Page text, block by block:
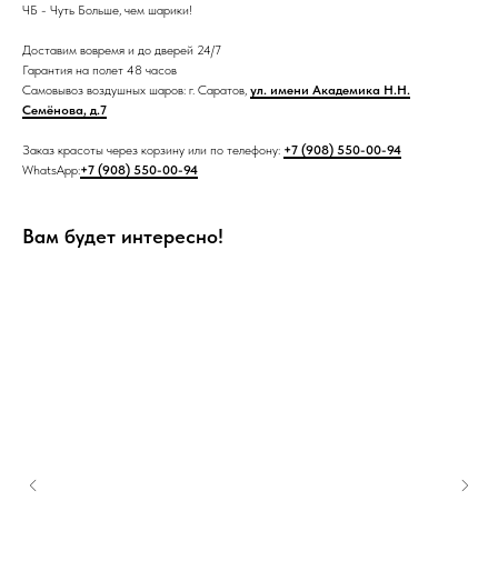
ЧБ - Чуть Больше, чем шарики!
Доставим вовремя и до дверей 24/7
Гарантия на полет 48 часов
Самовывоз воздушных шаров: г. Саратов, ул. имени Академика Н.Н.
Семёнова, д.7
Заказ красоты через корзину или по телефону: +7 (908) 550-00-94
WhatsApp:+7 (908) 550-00-94
Вам будет интересно!